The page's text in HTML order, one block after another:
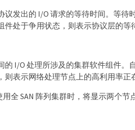
议发出的 I/O 请求的等待时间。等
件处于争用状态，则表示协议层的等
的 I/O 处理所涉及的集群软件组件
则表示网络处理节点上的高利用率正
全 SAN 阵列集群时，将显示两个